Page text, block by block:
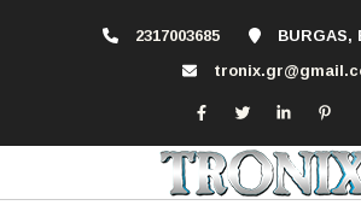
2317003685
BURGAS,